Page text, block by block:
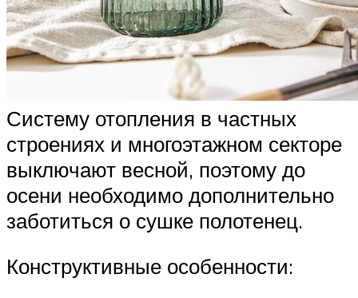
Систему отопления в частных
строениях и многоэтажном секторе
выключают весной, поэтому до
осени необходимо дополнительно
заботиться о сушке полотенец.
Конструктивные особенности: